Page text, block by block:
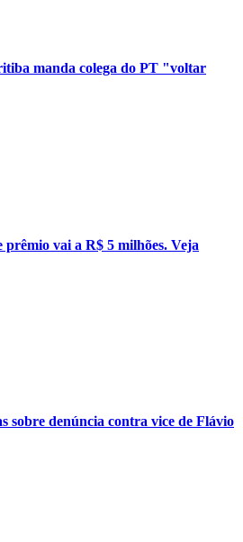
manda colega do PT "voltar
vai a R$ 5 milhões. Veja
sobre denúncia contra vice de Flávio